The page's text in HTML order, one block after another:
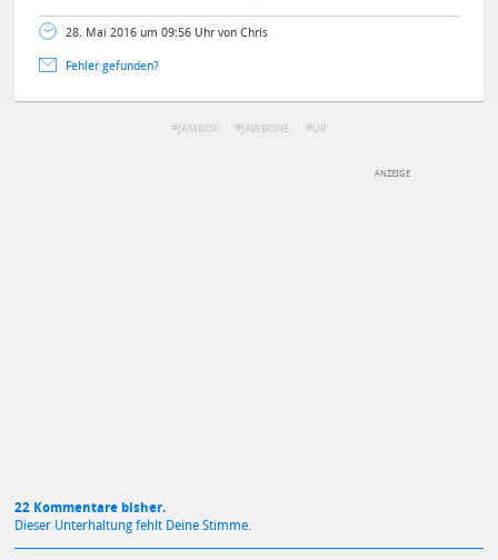
28. Mai 2016 um 09:56 Uhr von Chris
Fehler gefunden?
JAMBOX JAWBONE UP
22 Kommentare bisher.
Dieser Unterhaltung fehlt Deine Stimme.